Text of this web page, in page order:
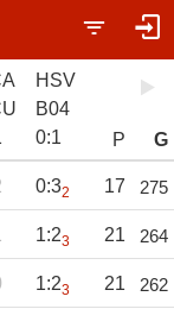
HSV
B04
0:1 P G
0:32 17 275
1:23 21 264
1:23 21 262